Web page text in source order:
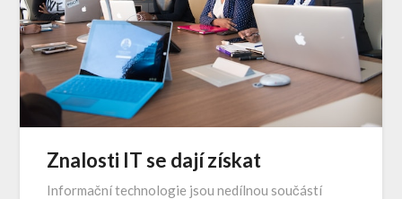
Znalosti IT se dají získat
Informační technologie jsou nedílnou součástí